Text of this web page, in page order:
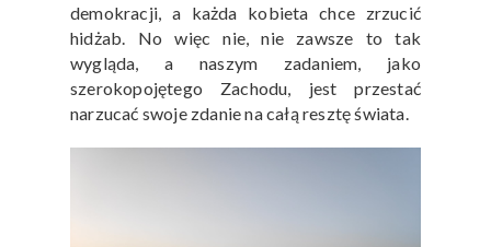
demokracji, a każda kobieta chce zrzucić
hidżab. No więc nie, nie zawsze to tak
wygląda, a naszym zadaniem, jako
szerokopojętego Zachodu, jest przestać
narzucać swoje zdanie na całą resztę świata.